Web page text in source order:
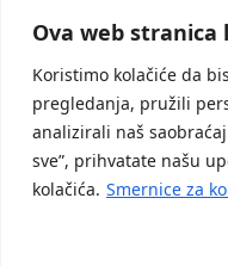
Ova web stranica
Koristimo kolačiće da
pregledanja, pružili
analizirali naš
sve”, prihvatate našu
kolačića. Smernice za
Nastojimo da budemo
prikazu slika i samih
sve informacije
Svi artikli prikazani na
podrazumeva da su